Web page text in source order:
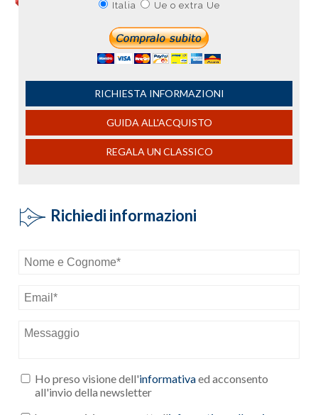
Italia Ue o extra Ue
RICHIESTA INFORMAZIONI
GUIDA ALL'ACQUISTO
REGALA UN CLASSICO
Richiedi informazioni